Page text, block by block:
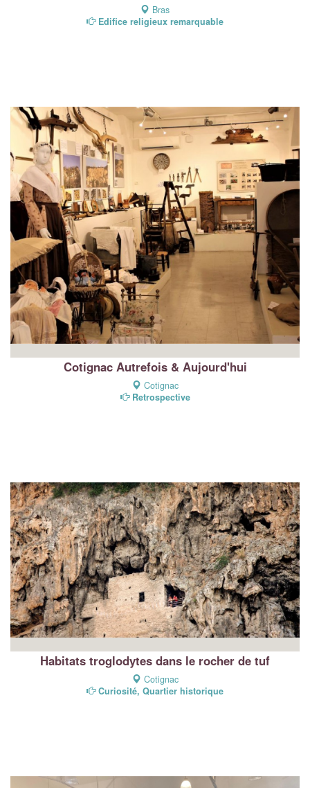
Bras
Edifice religieux remarquable
Cotignac Autrefois & Aujourd'hui
Cotignac
Retrospective
Habitats troglodytes dans le rocher de tuf
Cotignac
Curiosité, Quartier historique